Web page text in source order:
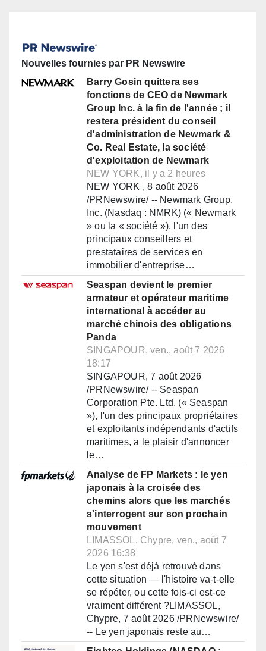
Nouvelles fournies par PR Newswire
Barry Gosin quittera ses
fonctions de CEO de Newmark
Group Inc. à la fin de l'année ; il
restera président du conseil
d'administration de Newmark &
Co. Real Estate, la société
d'exploitation de Newmark
NEW YORK, il y a 2 heures
NEW YORK , 8 août 2026
/PRNewswire/ -- Newmark Group,
Inc. (Nasdaq : NMRK) (« Newmark
» ou la « société »), l'un des
principaux conseillers et
prestataires de services en
immobilier d'entreprise…
Seaspan devient le premier
armateur et opérateur maritime
international à accéder au
marché chinois des obligations
Panda
SINGAPOUR, ven., août 7 2026
18:17
SINGAPOUR, 7 août 2026
/PRNewswire/ -- Seaspan
Corporation Pte. Ltd. (« Seaspan
»), l'un des principaux propriétaires
et exploitants indépendants d'actifs
maritimes, a le plaisir d'annoncer
le…
Analyse de FP Markets : le yen
japonais à la croisée des
chemins alors que les marchés
s'interrogent sur son prochain
mouvement
LIMASSOL, Chypre, ven., août 7
2026 16:38
Le yen s'est déjà retrouvé dans
cette situation — l'histoire va-t-elle
se répéter, ou cette fois-ci est-ce
vraiment différent ?LIMASSOL,
Chypre, 7 août 2026 /PRNewswire/
-- Le yen japonais reste au…